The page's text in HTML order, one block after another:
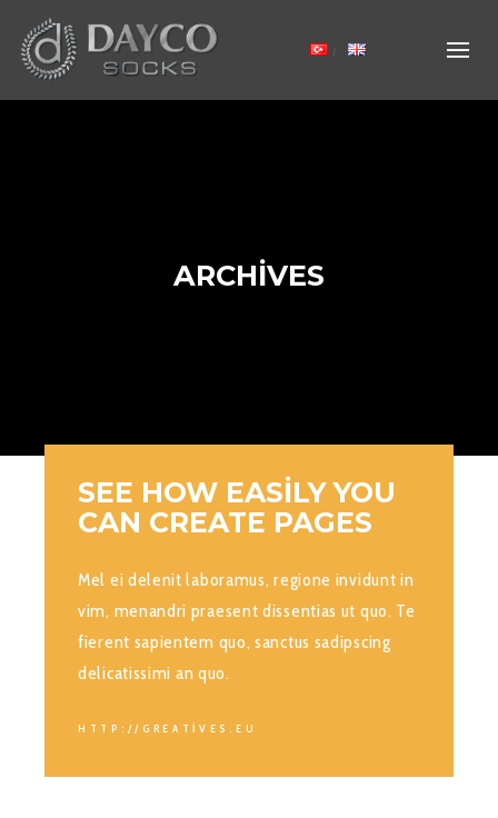
ARCHIVES
SEE HOW EASILY YOU
CAN CREATE PAGES
Mel ei delenit laboramus, regione invidunt in
vim, menandri praesent dissentias ut quo. Te
fierent sapientem quo, sanctus sadipscing
delicatissimi an quo.
HTTP://GREATIVES.EU